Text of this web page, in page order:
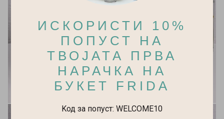
ИСКОРИСТИ 10%
ПОПУСТ НА
ТВОЈАТА ПРВА
НАРАЧКА НА
БУКЕТ FRIDA
Kод за попуст: WELCOME10